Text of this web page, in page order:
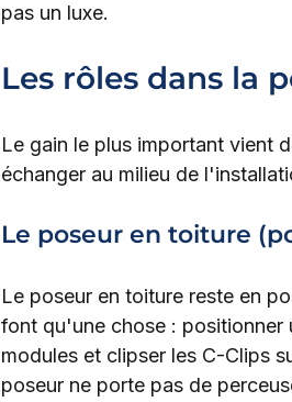
pas un luxe.
Les rôles dans la
Le gain le plus important vient
échanger au milieu de
Le poseur en toiture
Le poseur en toiture reste en
font qu'une chose : positionner
modules et clipser les C-Clips
poseur ne porte pas de